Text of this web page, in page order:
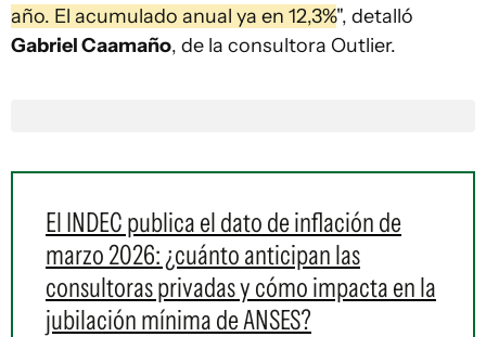
año. El acumulado anual ya en 12,3%", detalló
Gabriel Caamaño, de la consultora Outlier.
El INDEC publica el dato de inflación de
marzo 2026: ¿cuánto anticipan las
consultoras privadas y cómo impacta en la
jubilación mínima de ANSES?